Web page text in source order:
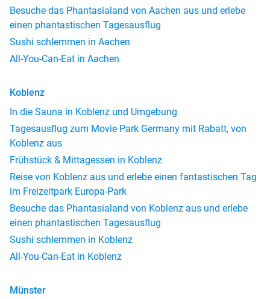
Besuche das Phantasialand von Aachen aus und erlebe
einen phantastischen Tagesausflug
Sushi schlemmen in Aachen
All-You-Can-Eat in Aachen
Koblenz
In die Sauna in Koblenz und Umgebung
Tagesausflug zum Movie Park Germany mit Rabatt, von
Koblenz aus
Frühstück & Mittagessen in Koblenz
Reise von Koblenz aus und erlebe einen fantastischen Tag
im Freizeitpark Europa-Park
Besuche das Phantasialand von Koblenz aus und erlebe
einen phantastischen Tagesausflug
Sushi schlemmen in Koblenz
All-You-Can-Eat in Koblenz
Münster